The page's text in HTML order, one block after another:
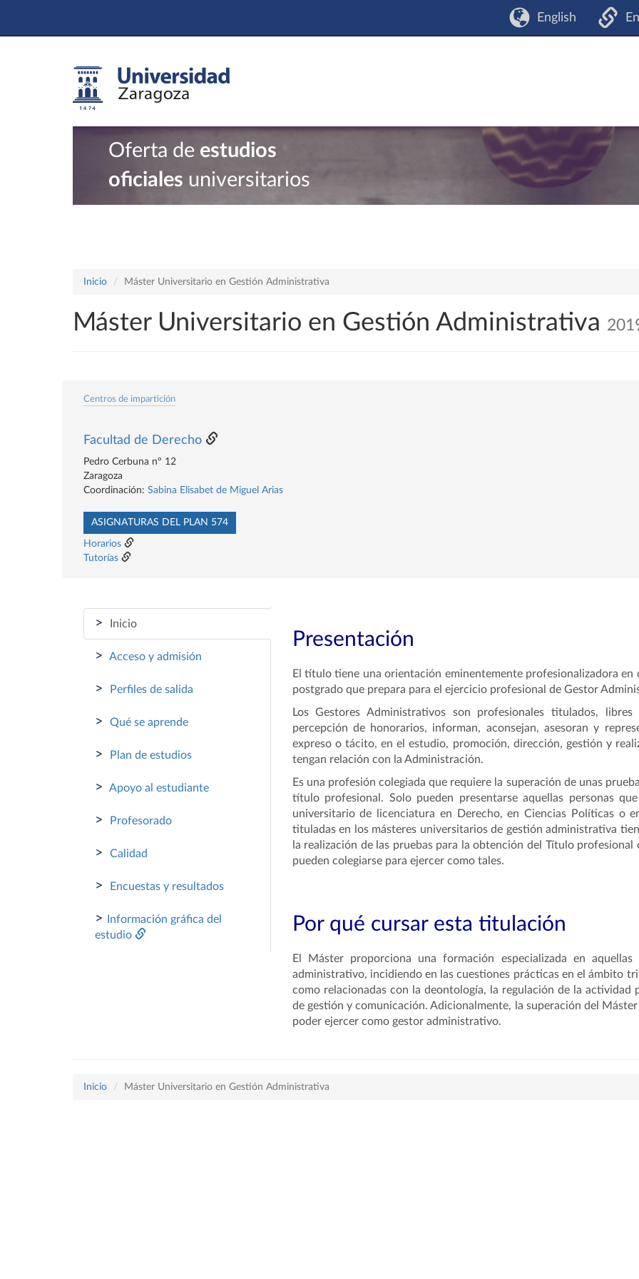
English
Oferta de estudios
oficiales universitarios
Inicio Máster Universitario en Gestión Administrativa
Máster Universitario en Gestión Administrativa
Centros de impartición
Facultad de Derecho
Pedro Cerbuna nº 12
Zaragoza
Coordinación: Sabina Elisabet de Miguel Arias
ASIGNATURAS DEL PLAN 574
Horarios
Tutorías
> Inicio
> Acceso y admisión
> Perfiles de salida
> Qué se aprende
> Plan de estudios
> Apoyo al estudiante
> Profesorado
> Calidad
> Encuestas y resultados
>
Información gráfica del
estudio
Presentación
El título tiene una orientación eminentemente profesionalizadora
postgrado que prepara para el ejercicio profesional de Gestor
Los Gestores Administrativos son profesionales titulados,
percepción de honorarios, informan, aconsejan, asesoran y
expreso o tácito, en el estudio, promoción, dirección, gestión y
tengan relación con la Administración.
Es una profesión colegiada que requiere la superación de unas
título profesional. Solo pueden presentarse aquellas personas
universitario de licenciatura en Derecho, en Ciencias Políticas o
tituladas en los másteres universitarios de gestión administrativa
la realización de las pruebas para la obtención del Título
pueden colegiarse para ejercer como tales.
Por qué cursar esta titulación
El Máster proporciona una formación especializada en
administrativo, incidiendo en las cuestiones prácticas en el ámbito
como relacionadas con la deontología, la regulación de la
de gestión y comunicación. Adicionalmente, la superación del
poder ejercer como gestor administrativo.
Inicio Máster Universitario en Gestión Administrativa